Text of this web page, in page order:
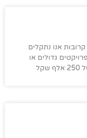
אנו נתקלים
גדולים או